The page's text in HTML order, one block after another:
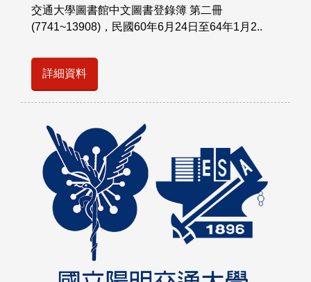
交通大學圖書館中文圖書登錄簿 第二冊
(7741~13908)，民國60年6月24日至64年1月2..
詳細資料